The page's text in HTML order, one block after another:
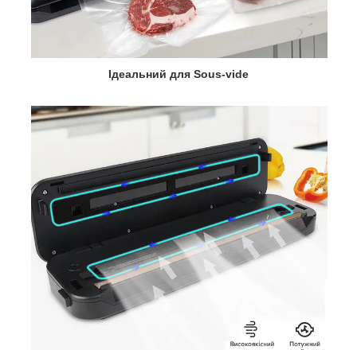
Ідеальний для Sous-vide